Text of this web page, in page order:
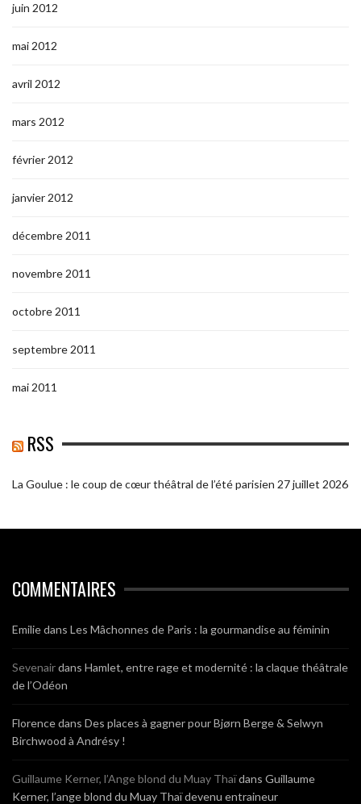
juin 2012
mai 2012
avril 2012
mars 2012
février 2012
janvier 2012
décembre 2011
novembre 2011
octobre 2011
septembre 2011
mai 2011
RSS
La Goulue : le coup de cœur théâtral de l’été parisien 27 juillet 2026
COMMENTAIRES
Emiliedans Les Mâchonnes de Paris : la gourmandise au féminin
Sevenairdans Hamlet, entre rage et modernité : la claque théâtrale
de l’Odéon
Florencedans Des places à gagner pour Bjørn Berge & Selwyn
Birchwood à Andrésy !
Guillaume Kerner, l’Ange blond du Muay Thaïdans Guillaume
Kerner, l’ange blond du Muay Thaï devenu entraineur